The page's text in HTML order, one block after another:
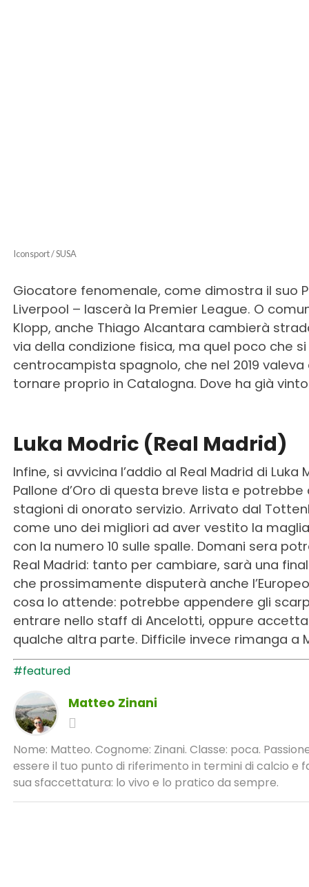
Iconsport / SUSA
Giocatore fenomenale, come dimostra il suo
Liverpool – lascerà la Premier League. O
Klopp, anche Thiago Alcantara cambierà
via della condizione fisica, ma quel poco che
centrocampista spagnolo, che nel 2019
tornare proprio in Catalogna. Dove ha già
Luka Modric (Real Madrid)
Infine, si avvicina l’addio al Real Madrid di
Pallone d’Oro di questa breve lista e
stagioni di onorato servizio. Arrivato dal
come uno dei migliori ad aver vestito la
con la numero 10 sulle spalle. Domani sera
Real Madrid: tanto per cambiare, sarà una
che prossimamente disputerà anche
cosa lo attende: potrebbe appendere gli
entrare nello staff di Ancelotti, oppure
qualche altra parte. Difficile invece rimanga a
#featured
Matteo Zinani
Nome: Matteo. Cognome: Zinani. Classe: poca.
essere il tuo punto di riferimento in termini di calcio e
sua sfaccettatura: lo vivo e lo pratico da sempre.